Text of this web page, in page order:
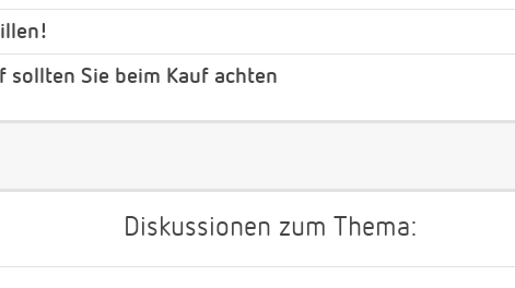
sollten Sie beim Kauf achten
Diskussionen zum Thema: